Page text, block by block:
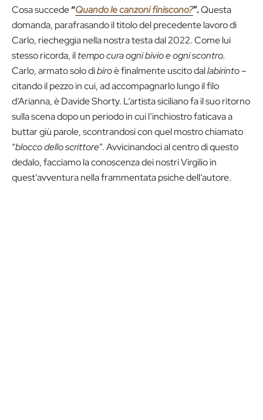
Cosa succede“Quando le canzoni finiscono?”.Questa
domanda, parafrasando il titolo del precedente lavoro di
Carlo, riecheggia nella nostra testa dal 2022. Come lui
stesso ricorda, iltempo cura ogni bivio e ogni scontro.
Carlo, armato solo dibiroè finalmente uscito dallabirinto–
citando il pezzo in cui, ad accompagnarlo lungo il filo
d’Arianna, è Davide Shorty. L’artista siciliano fa il suo ritorno
sulla scena dopo un periodo in cui l’inchiostro faticava a
buttar giù parole, scontrandosi con quel mostro chiamato
“blocco dello scrittore”. Avvicinandoci al centro di questo
dedalo, facciamo la conoscenza dei nostri Virgilio in
quest’avventura nella frammentata psiche dell’autore.